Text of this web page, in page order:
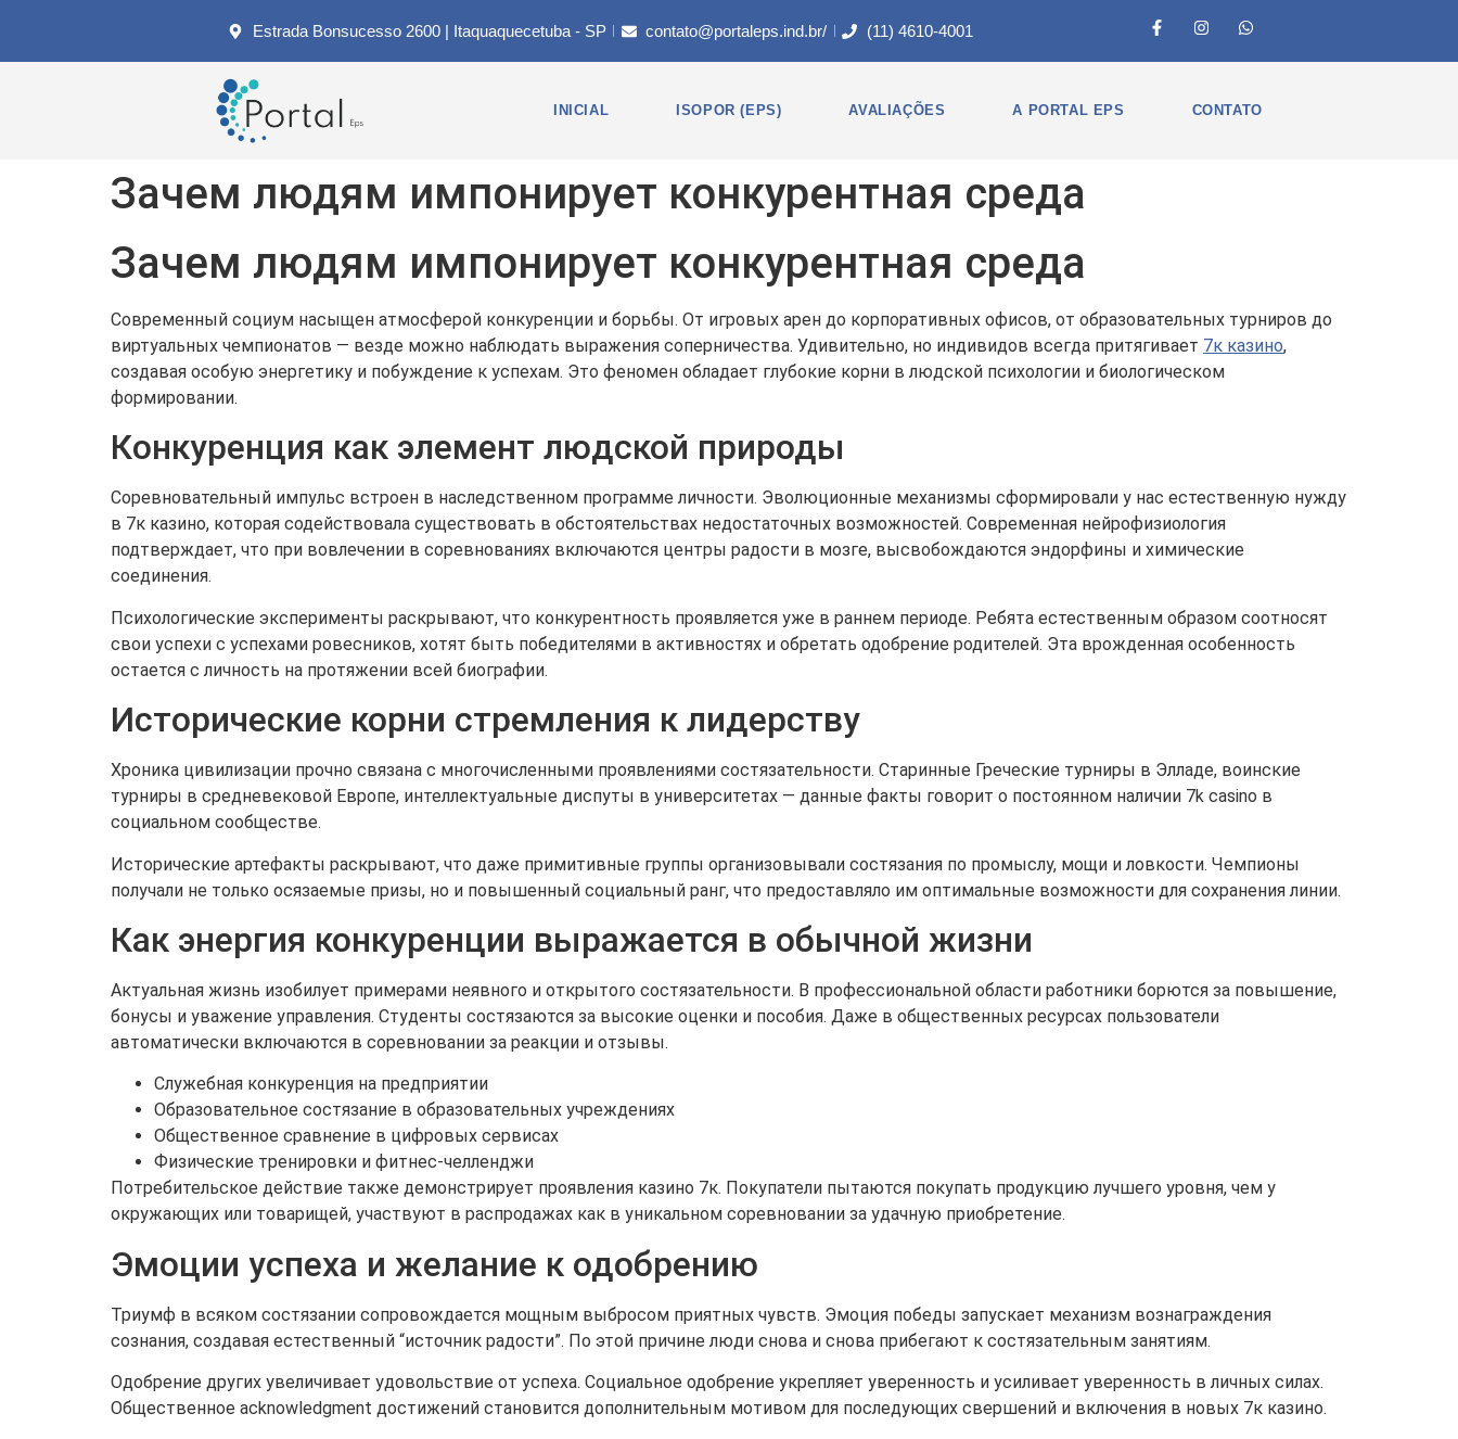
Estrada Bonsucesso 2600 | Itaquaquecetuba - SP contato@portaleps.ind.br/ (11) 4610-4001
INICIAL ISOPOR (EPS) AVALIAÇÕES A PORTAL EPS CONTATO
Зачем людям импонирует конкурентная среда
Зачем людям импонирует конкурентная среда
Современный социум насыщен атмосферой конкуренции и борьбы. От игровых арен до корпоративных офисов, от образовательных турниров до
виртуальных чемпионатов — везде можно наблюдать выражения соперничества. Удивительно, но индивидов всегда притягивает 7к казино,
создавая особую энергетику и побуждение к успехам. Это феномен обладает глубокие корни в людской психологии и биологическом
формировании.
Конкуренция как элемент людской природы
Соревновательный импульс встроен в наследственном программе личности. Эволюционные механизмы сформировали у нас естественную нужду
в 7к казино, которая содействовала существовать в обстоятельствах недостаточных возможностей. Современная нейрофизиология
подтверждает, что при вовлечении в соревнованиях включаются центры радости в мозге, высвобождаются эндорфины и химические
соединения.
Психологические эксперименты раскрывают, что конкурентность проявляется уже в раннем периоде. Ребята естественным образом соотносят
свои успехи с успехами ровесников, хотят быть победителями в активностях и обретать одобрение родителей. Эта врожденная особенность
остается с личность на протяжении всей биографии.
Исторические корни стремления к лидерству
Хроника цивилизации прочно связана с многочисленными проявлениями состязательности. Старинные Греческие турниры в Элладе, воинские
турниры в средневековой Европе, интеллектуальные диспуты в университетах — данные факты говорит о постоянном наличии 7k casino в
социальном сообществе.
Исторические артефакты раскрывают, что даже примитивные группы организовывали состязания по промыслу, мощи и ловкости. Чемпионы
получали не только осязаемые призы, но и повышенный социальный ранг, что предоставляло им оптимальные возможности для сохранения линии.
Как энергия конкуренции выражается в обычной жизни
Актуальная жизнь изобилует примерами неявного и открытого состязательности. В профессиональной области работники борются за повышение,
бонусы и уважение управления. Студенты состязаются за высокие оценки и пособия. Даже в общественных ресурсах пользователи
автоматически включаются в соревновании за реакции и отзывы.
Служебная конкуренция на предприятии
Образовательное состязание в образовательных учреждениях
Общественное сравнение в цифровых сервисах
Физические тренировки и фитнес-челленджи
Потребительское действие также демонстрирует проявления казино 7к. Покупатели пытаются покупать продукцию лучшего уровня, чем у
окружающих или товарищей, участвуют в распродажах как в уникальном соревновании за удачную приобретение.
Эмоции успеха и желание к одобрению
Триумф в всяком состязании сопровождается мощным выбросом приятных чувств. Эмоция победы запускает механизм вознаграждения
сознания, создавая естественный “источник радости”. По этой причине люди снова и снова прибегают к состязательным занятиям.
Одобрение других увеличивает удовольствие от успеха. Социальное одобрение укрепляет уверенность и усиливает уверенность в личных силах.
Общественное acknowledgment достижений становится дополнительным мотивом для последующих свершений и включения в новых 7к казино.